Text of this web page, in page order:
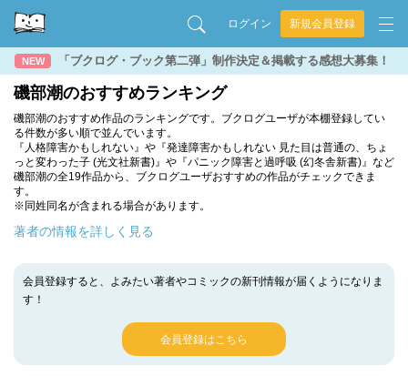
ログイン 新規会員登録
NEW 「ブクログ・ブック第二弾」制作決定＆掲載する感想大募集！
磯部潮のおすすめランキング
磯部潮のおすすめ作品のランキングです。ブクログユーザが本棚登録してい
る件数が多い順で並んでいます。
『人格障害かもしれない』や『発達障害かもしれない 見た目は普通の、ちょ
っと変わった子 (光文社新書)』や『パニック障害と過呼吸 (幻冬舎新書)』など
磯部潮の全19作品から、ブクログユーザおすすめの作品がチェックできま
す。
※同姓同名が含まれる場合があります。
著者の情報を詳しく見る
会員登録すると、よみたい著者やコミックの新刊情報が届くようになりま
す！
会員登録はこちら